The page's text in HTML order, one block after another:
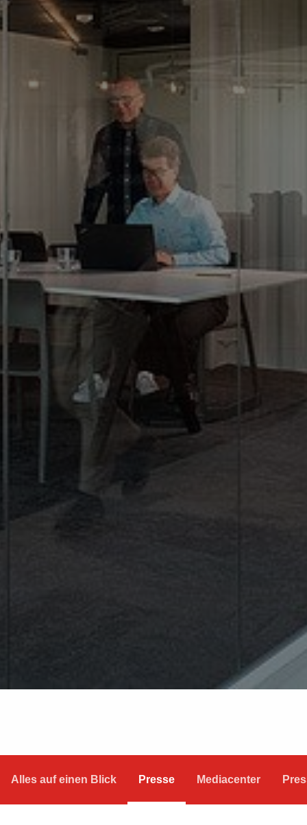
Alles auf einen Blick Presse Mediacenter